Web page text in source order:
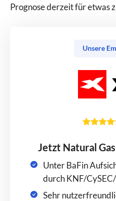
Prognose derzeit für etwas
Unsere
Jetzt Natural
Unter BaFin
durch KNF/
Sehr